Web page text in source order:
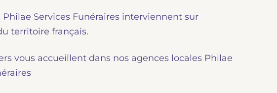
de la
marbrerie pour accompagner l'hommage du
défunt. Découvrez nos gammes spécialisées.
Demander un devis marbrerie
Philae Services Funéraires interviennent sur
territoire français.
vous accueillent dans nos agences locales Philae